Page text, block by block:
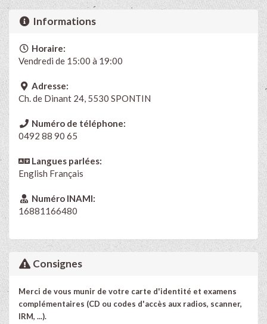
Informations
Horaire:
Vendredi de 15:00 à 19:00
Adresse:
Ch. de Dinant 24, 5530 SPONTIN
Numéro de téléphone:
0492 88 90 65
Langues parlées:
English Français
Numéro INAMI:
16881166480
Consignes
Merci de vous munir de votre carte d'identité et examens
complémentaires (CD ou codes d'accès aux radios, scanner,
IRM, ...).